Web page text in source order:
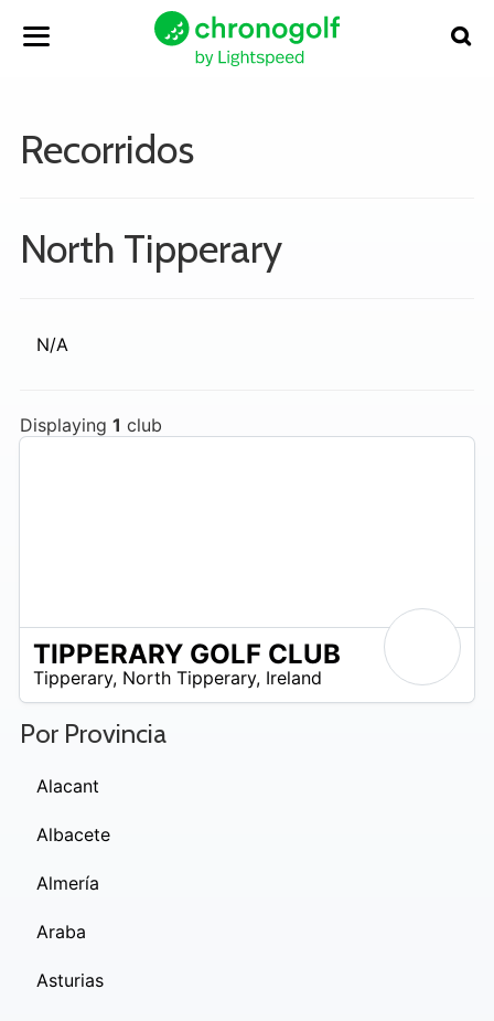
Recorridos
North Tipperary
N/A
Displaying 1 club
TIPPERARY GOLF CLUB
Tipperary, North Tipperary, Ireland
Por Provincia
Alacant
Albacete
Almería
Araba
Asturias